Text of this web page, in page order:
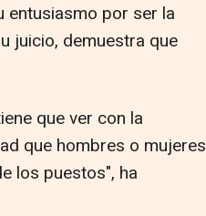
entusiasmo por ser la
juicio, demuestra que
que ver con la
que hombres o mujeres
los puestos", ha